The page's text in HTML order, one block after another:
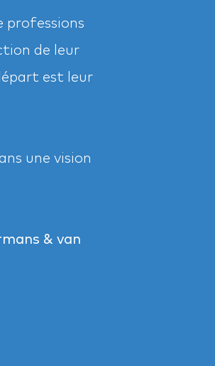
professions
de leur
est leur
une vision
& van